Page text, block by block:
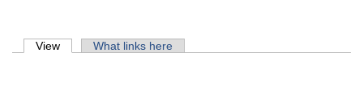
Primary tabs
View (active tab)What links here